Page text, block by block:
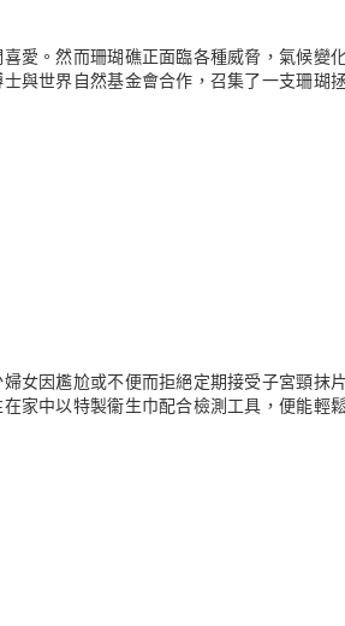
愛。然而珊瑚礁正面臨各種威脅，氣候變
與世界自然基金會合作，召集了一支珊瑚
女因尷尬或不便而拒絕定期接受子宮頸抹
家中以特製衞生巾配合檢測工具，便能輕